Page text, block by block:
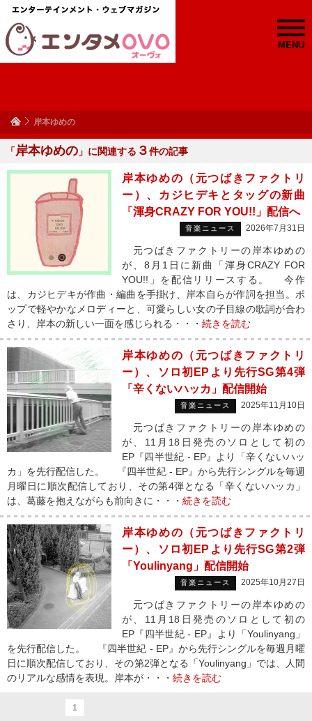
MENU
岸本ゆめの
「岸本ゆめの 」に関連する ３件の記事
岸本ゆめの（元つばきファクトリ
ー）、カジヒデキとタッグの新曲
「渾身CRAZY FOR YOU!!」配信へ
音楽ニュース 2026年7月31日
元つばきファクトリーの岸本ゆめの
が、8月1日に新曲「渾身CRAZY FOR
YOU!!」を配信リリースする。 今作
は、カジヒデキが作曲・編曲を手掛け、岸本自らが作詞を担当。ポ
ップで軽やかなメロディーと、可愛らしい女の子目線の歌詞が合わ
さり、岸本の新しい一面を感じられる・・・ 続きを読む
岸本ゆめの（元つばきファクトリ
ー）、ソロ初EPより先行SG第4弾
「辛くないハッカ」配信開始
音楽ニュース 2025年11月10日
元つばきファクトリーの岸本ゆめの
が、11月18日発売のソロとして初の
EP『四半世紀 - EP』より「辛くないハッ
カ」を先行配信した。 『四半世紀 - EP』から先行シングルを毎週
月曜日に順次配信しており、その第4弾となる「辛くないハッカ」
は、葛藤を抱えながらも前向きに・・・ 続きを読む
岸本ゆめの（元つばきファクトリ
ー）、ソロ初EPより先行SG第2弾
「Youlinyang」配信開始
音楽ニュース 2025年10月27日
元つばきファクトリーの岸本ゆめの
が、11月18日発売のソロとして初の
EP『四半世紀 - EP』より「Youlinyang」
を先行配信した。 『四半世紀 - EP』から先行シングルを毎週月曜
日に順次配信しており、その第2弾となる「Youlinyang」では、人間
のリアルな感情を表現。岸本が・・・ 続きを読む
1